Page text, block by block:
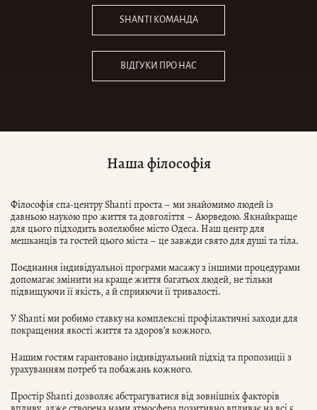
SHANTI КОМАНДА
ВІДГУКИ ПРО НАС
Наша філософія
Філософія спа-центру Shanti проста – ми знайомимо людей із
давньою наукою про життя та довголіття – Аюрведою. Якнайкраще
для цього підходить волелюбне місто Одеса. Наш центр для
мешканців та гостей цього міста – це завжди свято для душі та тіла.
Поєднання індивідуальної програми масажу з іншими процедурами
допомагає змінити на краще життя багатьох людей, не тільки
підвищуючи її якість, а й сприяючи її тривалості.
У Shanti ми робимо ставку на комплексні профілактичні заходи для
покращення якості життя та здоров’я кожного.
Нашим гостям гарантовано індивідуальний підхід та пропозиції з
урахуванням потреб та побажань кожного.
Простір Shanti дозволяє абстрагуватися від зовнішніх факторів